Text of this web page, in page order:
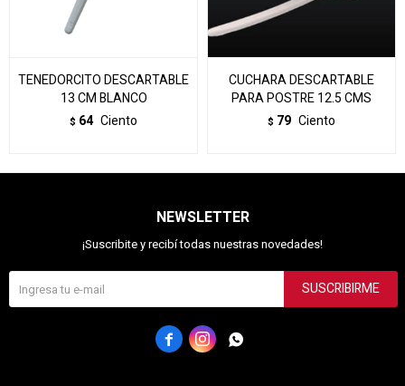
TENEDORCITO DESCARTABLE
13 CM BLANCO
$ 64 Ciento
CUCHARA DESCARTABLE
PARA POSTRE 12.5 CMS
$ 79 Ciento
NEWSLETTER
¡Suscribite y recibí todas nuestras novedades!
SUSCRIBIRME
  